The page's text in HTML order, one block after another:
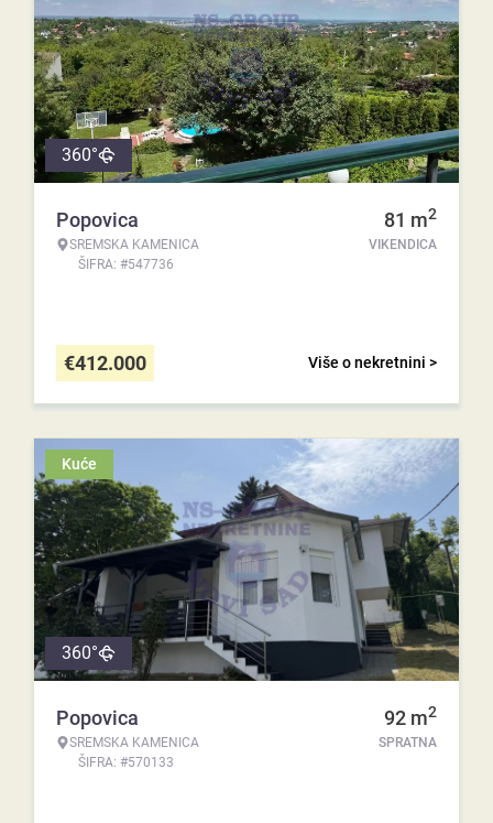
360°
Popovica
SREMSKA KAMENICA
ŠIFRA: #547736
81 m2
VIKENDICA
Više o nekretnini >
€412.000
Kuće
360°
Popovica
SREMSKA KAMENICA
ŠIFRA: #570133
92 m2
SPRATNA